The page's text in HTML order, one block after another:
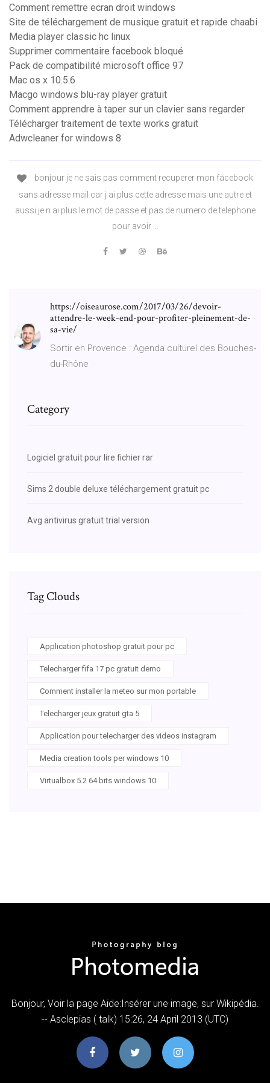
Comment remettre ecran droit windows
Site de téléchargement de musique gratuit et rapide chaabi
Media player classic hc linux
Supprimer commentaire facebook bloqué
Pack de compatibilité microsoft office 97
Mac os x 10.5.6
Macgo windows blu-ray player gratuit
Comment apprendre à taper sur un clavier sans regarder
Télécharger traitement de texte works gratuit
Adwcleaner for windows 8
bonjour je ne sais pas comment recuperer mon facebook
sans adresse mail car j ai plus cette adresse mais une autre et
aussi je n ai plus le mot de passe et pas de numero de telephone
pour avoir ...
https://oiseaurose.com/2017/03/26/devoir-
attendre-le-week-end-pour-profiter-pleinement-de-
sa-vie/
Sortir en Provence : Agenda culturel des Bouches-
du-Rhône
Category
Logiciel gratuit pour lire fichier rar
Sims 2 double deluxe téléchargement gratuit pc
Avg antivirus gratuit trial version
Tag Clouds
Application photoshop gratuit pour pc
Telecharger fifa 17 pc gratuit demo
Comment installer la meteo sur mon portable
Telecharger jeux gratuit gta 5
Application pour telecharger des videos instagram
Media creation tools per windows 10
Virtualbox 5.2 64 bits windows 10
Bonjour, Voir la page Aide:Insérer une image, sur Wikipédia.
-- Asclepias ( talk) 15:26, 24 April 2013 (UTC)